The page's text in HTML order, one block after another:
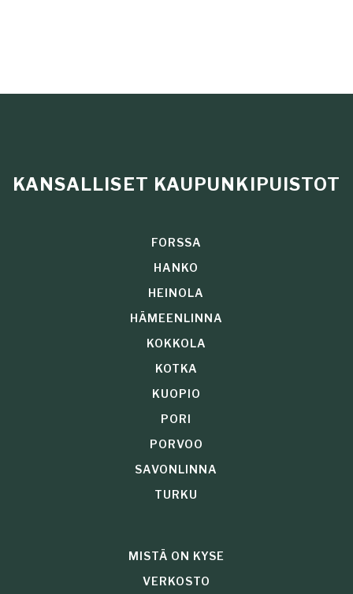
KANSALLISET KAUPUNKIPUISTOT
FORSSA
HANKO
HEINOLA
HÄMEENLINNA
KOKKOLA
KOTKA
KUOPIO
PORI
PORVOO
SAVONLINNA
TURKU
MISTÄ ON KYSE
VERKOSTO